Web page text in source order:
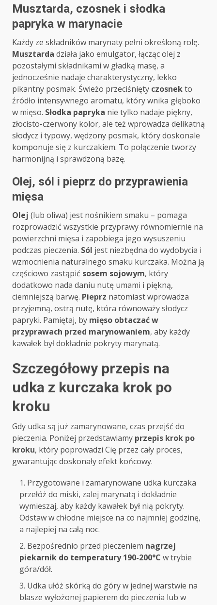
Musztarda, czosnek i słodka
papryka w marynacie
Każdy ze składników marynaty pełni określoną rolę.
Musztarda działa jako emulgator, łącząc olej z
pozostałymi składnikami w gładką masę, a
jednocześnie nadaje charakterystyczny, lekko
pikantny posmak. Świeżo przeciśnięty czosnekto
źródło intensywnego aromatu, który wnika głęboko
w mięso. Słodka papryka nie tylko nadaje piękny,
złocisto-czerwony kolor, ale też wprowadza delikatną
słodycz i typowy, wędzony posmak, który doskonale
komponuje się z kurczakiem. To połączenie tworzy
harmonijną i sprawdzoną bazę.
Olej, sól i pieprz do przyprawienia
mięsa
Olej (lub oliwa) jest nośnikiem smaku – pomaga
rozprowadzić wszystkie przyprawy równomiernie na
powierzchni mięsa i zapobiega jego wysuszeniu
podczas pieczenia. Sól jest niezbędna do wydobycia i
wzmocnienia naturalnego smaku kurczaka. Można ją
częściowo zastąpić sosem sojowym, który
dodatkowo nada daniu nutę umami i piękną,
ciemniejszą barwę. Pieprz natomiast wprowadza
przyjemną, ostrą nutę, która równoważy słodycz
papryki. Pamiętaj, by mięso obtaczać w
przyprawach przed marynowaniem, aby każdy
kawałek był dokładnie pokryty marynatą.
Szczegółowy przepis na
udka z kurczaka krok po
kroku
Gdy udka są już zamarynowane, czas przejść do
pieczenia. Poniżej przedstawiamy przepis krok po
kroku, który poprowadzi Cię przez cały proces,
gwarantując doskonały efekt końcowy.
Przygotowane i zamarynowane udka kurczaka
przełóż do miski, zalej marynatą i dokładnie
wymieszaj, aby każdy kawałek był nią pokryty.
Odstaw w chłodne miejsce na co najmniej godzinę,
a najlepiej na całą noc.
Bezpośrednio przed pieczeniem nagrzej
piekarnik do temperatury 190-200°C w trybie
góra/dół.
Udka ułóż skórką do góry w jednej warstwie na
blasze wyłożonej papierem do pieczenia lub w